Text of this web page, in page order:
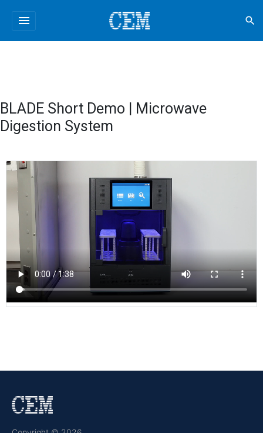
menu search
BLADE Short Demo | Microwave
Digestion System